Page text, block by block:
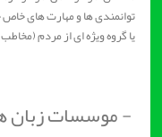
توانمندی ها و مهارت های خاص
یا گروه ویژه ای از مردم
- موسسات زبان